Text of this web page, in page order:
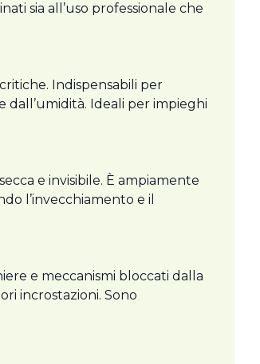
sia all’uso professionale che
Indispensabili per
Ideali per impieghi
e invisibile. È ampiamente
l’invecchiamento e il
e meccanismi bloccati dalla
incrostazioni. Sono